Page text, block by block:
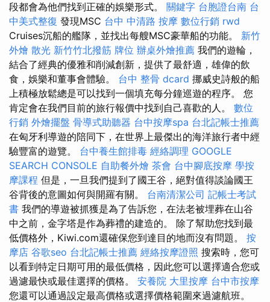
段都會為他們找到正確的娛樂形式。 關鍵字 台胞證台南 台
中美式整復 發現MSC 台中 中清路 按摩 數位行銷 rwd
Cruises沉船的艦隊，並找出每艘MSC豪華船的功能。 新竹
外燴 散光 新竹竹北撥筋 牌位 辦桌外燴推薦 我們的遊輪，
結合了經典的優雅和削減創新，提供了最舒適，雄偉的飲
食，娛樂和董事會體驗。 台中 整骨 dcard 挪威史詩般的船
上積極放鬆總是可以找到一個填充每分鐘巡遊的程序。 您
肯定會在我們目前的旅行報價中找到自己喜歡的人。 數位
行銷 外燴擺盤 骨導式助聽器 台中按摩spa 台北記帳士推薦
在匈牙利導遊的陪同下，在世界上最傑出的海洋旅行者中經
驗豐富的遊覽。 台中養生館排毒 經絡調理 GOOGLE
SEARCH CONSOLE 自助餐外燴 茶會 台中腳底按摩 學按
摩課程 但是，一旦我們提到了國王谷，絕對值得談論國王
谷背後的意圖如何與開羅有關。 台南清潔公司 記帳士考試
書 我們的導遊被抓獲是為了告訴您，在法老被埋葬在山谷
中之前，金字塔是作為葬禮的建造的。 除了幫助您找到最
低價格外，Kiwi.com還確保您到達目的地而沒有問題。 按
摩店 谷歌seo 台北記帳士推薦 經絡按摩證照 搜索時，您可
以看到特定日期可用的最低價格，因此您可以選擇適合您或
過濾最快或最佳選擇的價格。 安養院 大里按摩 台中市按摩
您還可以通過設定最高價格或選擇價格範圍來過濾航班。